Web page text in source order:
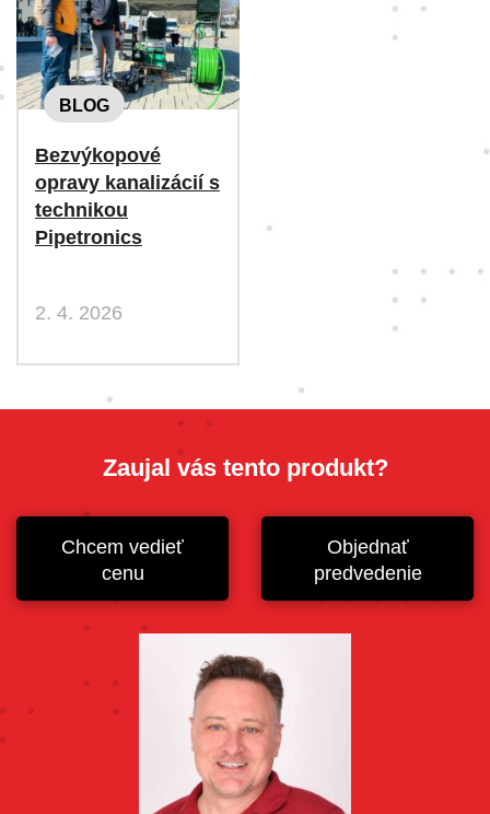
BLOG
Bezvýkopové
opravy kanalizácií s
technikou
Pipetronics
2. 4. 2026
Zaujal vás tento produkt?
Chcem vedieť
cenu
Objednať
predvedenie